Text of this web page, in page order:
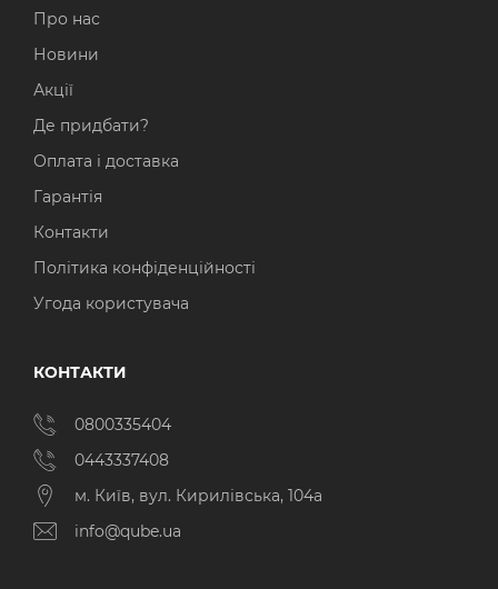
Про нас
Новини
Акції
Де придбати?
Оплата і доставка
Гарантія
Контакти
Політика конфіденційності
Угода користувача
КОНТАКТИ
0800335404
0443337408
м. Київ, вул. Кирилівська, 104а
info@qube.ua